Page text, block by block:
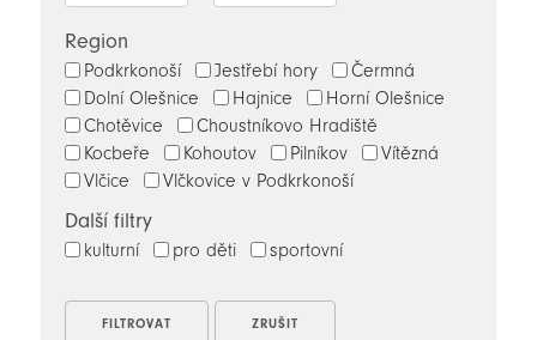
Region
Podkrkonoší Jestřebí hory
Čermná
Dolní Olešnice
Hajnice
Horní Olešnice
Chotěvice
Choustníkovo Hradiště
Kocbeře
Kohoutov Pilníkov
Vítězná
Vlčice
Vlčkovice v Podkrkonoší
Další filtry
kulturní pro děti sportovní